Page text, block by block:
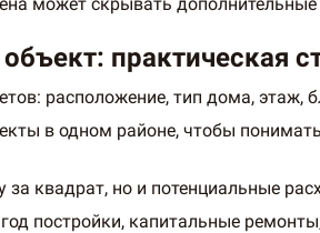
практическая
расположение, тип дома, этаж,
в одном районе, чтобы
за квадрат, но и потенциальные
постройки, капитальные